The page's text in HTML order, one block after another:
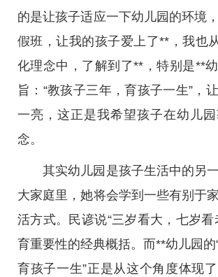
的是让孩子适应一下幼儿园的环境
假班，让我的孩子爱上了**，我也
化理念中，了解到了**，特别是**
旨：“教孩子三年，育孩子一生”，
一亮，这正是我希望孩子在幼儿
念。
其实幼儿园是孩子生活中的另
大家庭里，她将会学到一些有别于
活方式。民谚说“三岁看大，七岁看
育重要性的经典概括。而**幼儿园的
育孩子一生”正是从这个角度体现